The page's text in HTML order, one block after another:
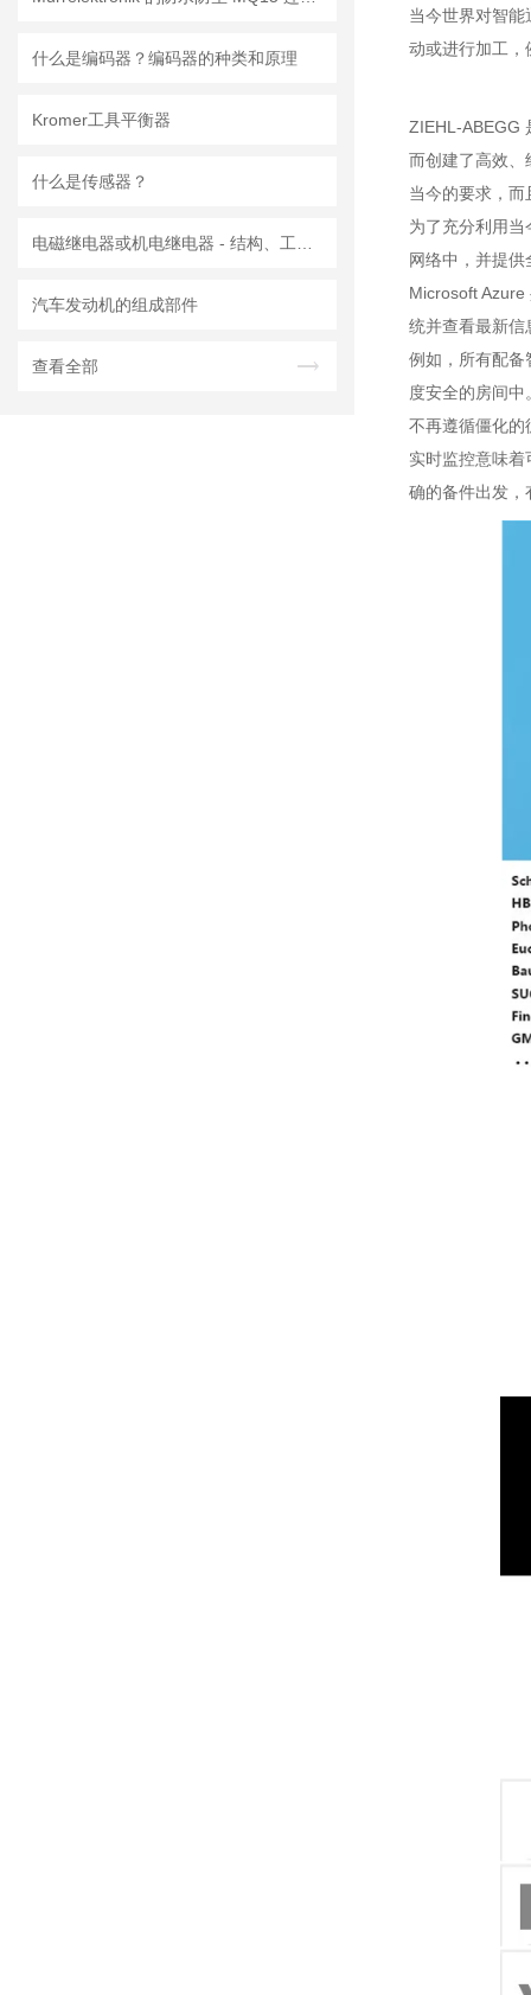
什么是编码器？编码器的种类和原理
Kromer工具平衡器
什么是传感器？
汽车发动机的组成部件
查看全部
当今世界对智
动或进行加工，
ZIEHL-ABEGG
而创建了高效、
当今的要求，
为了充分利用
网络中，并提
Microsoft Azure
统并查看最新信
例如，所有配备
度安全的房间
不再遵循僵化的
实时监控意味
确的备件出发，